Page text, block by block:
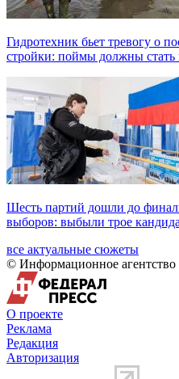
Гидротехник бьет тревогу о
стройки: поймы должны стать
Шесть партий дошли до
выборов: выбыли трое
все актуальные сюжеты
© Информационное агентство
О проекте
Реклама
Редакция
Авторизация